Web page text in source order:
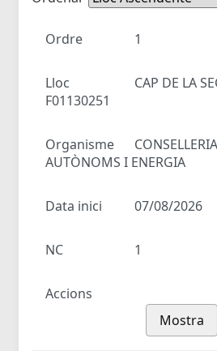
Ordre 1
Lloc
CAP DE LA
F01130251
Organisme
AUTÒNOMS I ENERGIA
Data inici 07/08/2026
NC 1
Accions
Mostra